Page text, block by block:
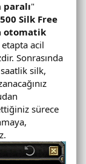
paralı"
Silk Free
otomatik
etapta acil
Sonrasında
silk,
sürece